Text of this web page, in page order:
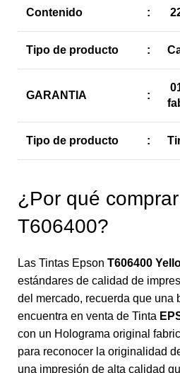
Contenido :
Tipo de producto :
GARANTIA :
Tipo de producto :
¿Por qué
T606400?
Las Tintas Epson T606400
estándares de calidad de
del mercado, recuerda que una
encuentra en venta de Tinta
con un Holograma original
para reconocer la originalidad
una impresión de alta calidad